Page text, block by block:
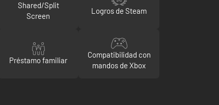
Shared/Split
Screen
Logros de Steam
Préstamo familiar
Compatibilidad con
mandos de Xbox